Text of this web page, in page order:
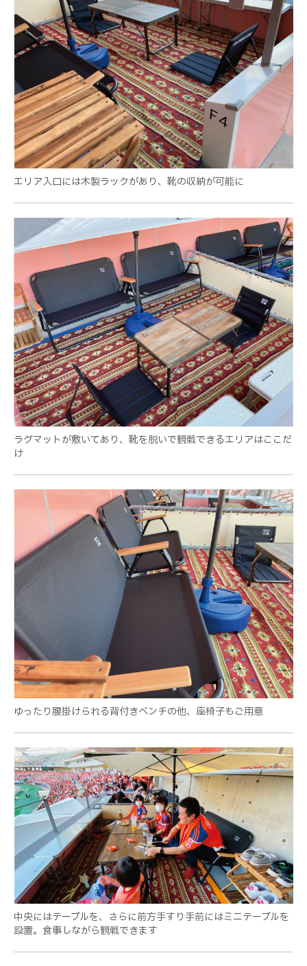
エリア入口には木製ラックがあり、靴の収納が可能に
ラグマットが敷いてあり、靴を脱いで観戦できるエリアはここだ
け
ゆったり腰掛けられる背付きベンチの他、座椅子もご用意
中央にはテーブルを、さらに前方手すり手前にはミニテーブルを
設置。食事しながら観戦できます